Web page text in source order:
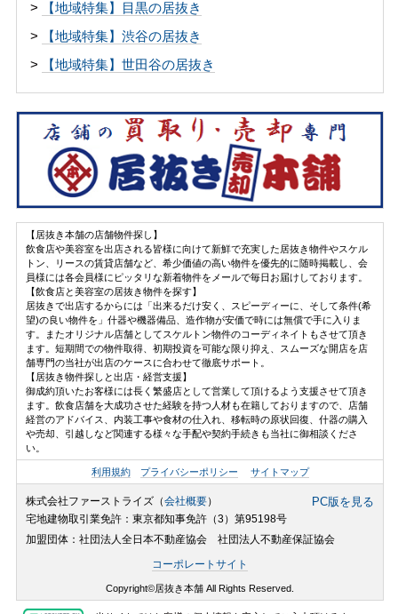
>
【地域特集】目黒の居抜き
>
【地域特集】渋谷の居抜き
>
【地域特集】世田谷の居抜き
【居抜き本舗の店舗物件探し】
飲食店や美容室を出店される皆様に向けて新鮮で充実した居抜き物件やスケル
トン、リースの賃貸店舗など、希少価値の高い物件を優先的に随時掲載し、会
員様には各会員様にピッタリな新着物件をメールで毎日お届けしております。
【飲食店と美容室の居抜き物件を探す】
居抜きで出店するからには「出来るだけ安く、スピーディーに、そして条件(希
望)の良い物件を」什器や機器備品、造作物が安価で時には無償で手に入りま
す。またオリジナル店舗としてスケルトン物件のコーディネイトもさせて頂き
ます。短期間での物件取得、初期投資を可能な限り抑え、スムーズな開店を店
舗専門の当社が出店のケースに合わせて徹底サポート。
【居抜き物件探しと出店・経営支援】
御成約頂いたお客様には長く繁盛店として営業して頂けるよう支援させて頂き
ます。飲食店舗を大成功させた経験を持つ人材も在籍しておりますので、店舗
経営のアドバイス、内装工事や食材の仕入れ、移転時の原状回復、什器の購入
や売却、引越しなど関連する様々な手配や契約手続きも当社に御相談くださ
い。
利用規約 プライバシーポリシー サイトマップ
株式会社ファーストライズ（会社概要） PC版を見る
宅地建物取引業免許：東京都知事免許（3）第95198号
加盟団体：社団法人全日本不動産協会 社団法人不動産保証協会
コーポレートサイト
Copyright©居抜き本舗 All Rights Reserved.